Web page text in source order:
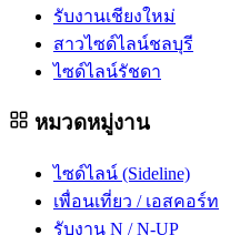
รับงานเชียงใหม่
สาวไซด์ไลน์ชลบุรี
ไซด์ไลน์รัชดา
หมวดหมู่งาน
ไซด์ไลน์ (Sideline)
เพื่อนเที่ยว / เอสคอร์ท
รับงาน N / N-UP